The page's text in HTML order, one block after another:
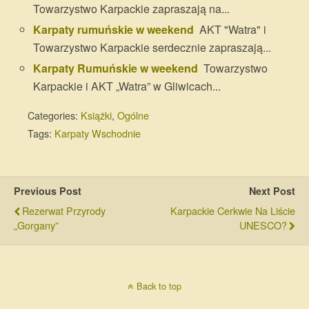
Towarzystwo Karpackie zapraszają na...
Karpaty rumuńskie w weekend AKT "Watra" i
Towarzystwo Karpackie serdecznie zapraszają...
Karpaty Rumuńskie w weekend Towarzystwo
Karpackie i AKT „Watra” w Gliwicach...
Categories: Książki, Ogólne
Tags: Karpaty Wschodnie
Previous Post
Rezerwat Przyrody
„Gorgany”
Next Post
Karpackie Cerkwie Na Liście
UNESCO?
Back to top